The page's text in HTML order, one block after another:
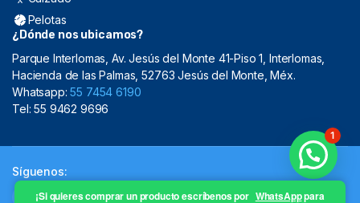
Pelotas
¿Dónde nos ubicamos?
Parque Interlomas, Av. Jesús del Monte 41-Piso 1, Interlomas,
Hacienda de las Palmas, 52763 Jesús del Monte, Méx.
Whatsapp:55 7454 6190
Tel: 55 9462 9696
Síguenos:
¡Si quieres comprar un producto escríbenos por WhatsApppara
1